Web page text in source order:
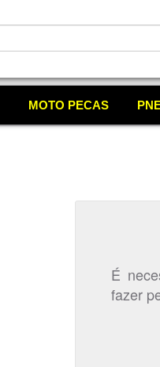
MOTO PECAS
É
fazer